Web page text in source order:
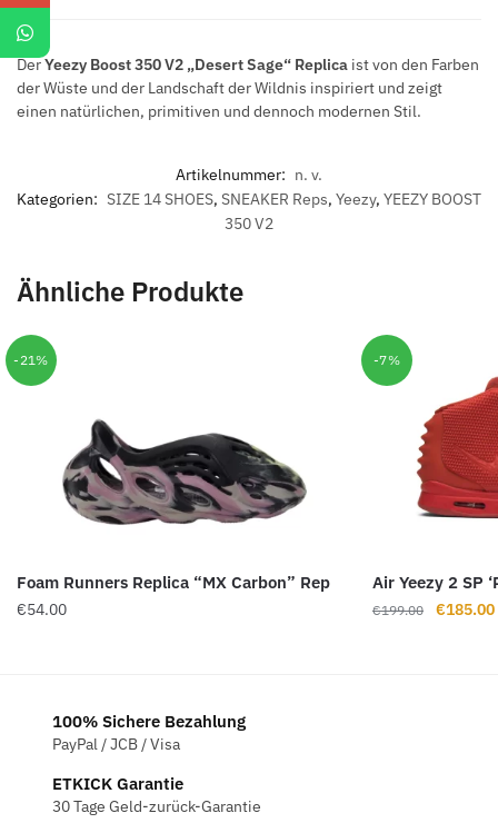
DerYeezy Boost 350 V2 „Desert Sage“ Replica ist von den Farben
der Wüste und der Landschaft der Wildnis inspiriert und zeigt
einen natürlichen, primitiven und dennoch modernen Stil.
Artikelnummer: n. v.
Kategorien: SIZE 14 SHOES, SNEAKER Reps, Yeezy, YEEZY BOOST
350 V2
Ähnliche Produkte
-21%
Foam Runners Replica “MX Carbon” Rep
€54.00
-7%
Air Yeezy 2 SP
€199.00 €185.00
100% Sichere Bezahlung
PayPal / JCB / Visa
ETKICK Garantie
30 Tage Geld-zurück-Garantie